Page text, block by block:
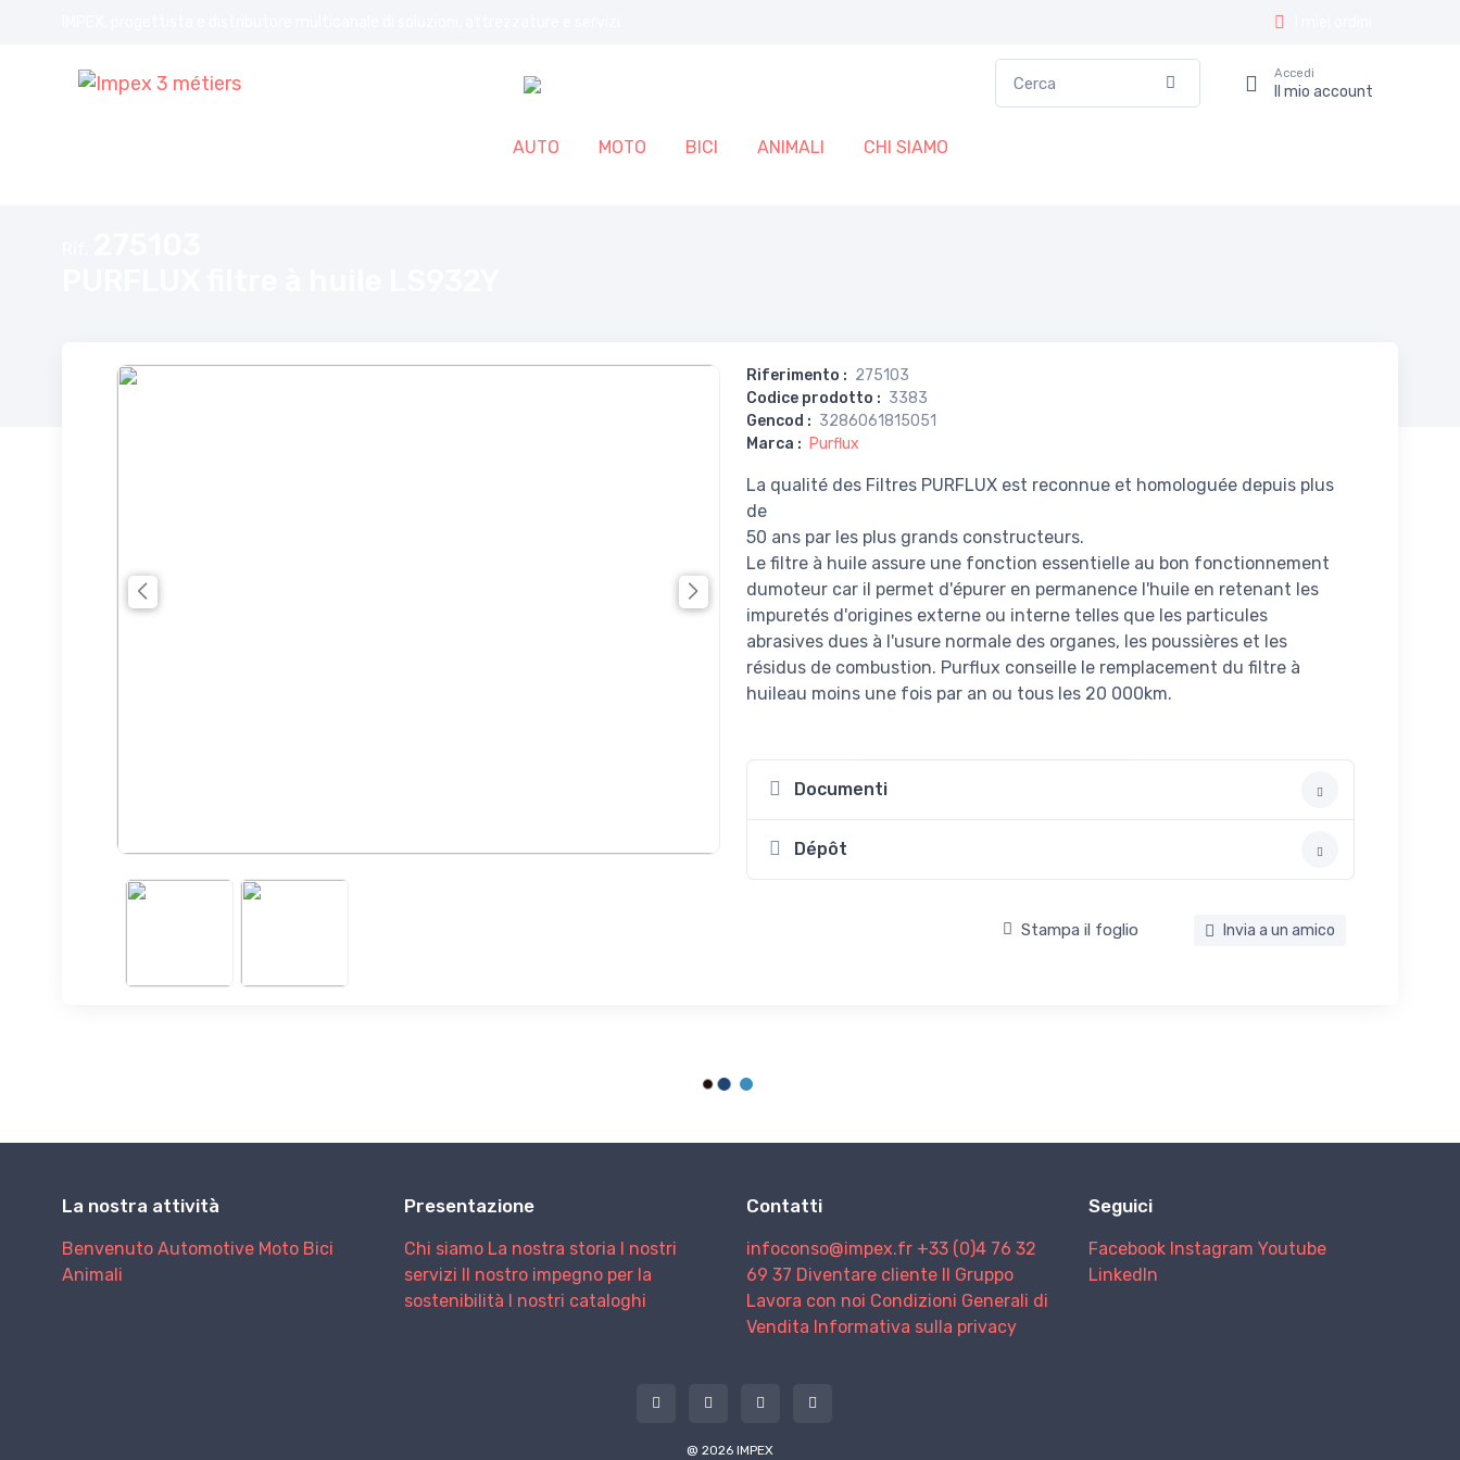
Conferma Accedi
Il mio account
AUTO MOTO BICI ANIMALI CHI SIAMO
Riferimento : 275103
Codice prodotto : 3383
Gencod : 3286061815051
Marca : Purflux
La qualité des Filtres PURFLUX est reconnue et homologuée depuis plus
de
50 ans par les plus grands constructeurs.
Le filtre à huile assure une fonction essentielle au bon fonctionnement
dumoteur car il permet d'épurer en permanence l'huile en retenant les
impuretés d'origines externe ou interne telles que les particules
abrasives dues à l'usure normale des organes, les poussières et les
résidus de combustion. Purflux conseille le remplacement du filtre à
huileau moins une fois par an ou tous les 20 000km.
Documenti
Dépôt
Stampa il foglio Invia a un amico
La nostra attività
Benvenuto Automotive Moto Bici
Animali
Presentazione
Chi siamo La nostra storia I nostri
servizi Il nostro impegno per la
sostenibilità I nostri cataloghi
Contatti
infoconso@impex.fr +33 (0)4 76 32
69 37 Diventare cliente Il Gruppo
Lavora con noi Condizioni Generali di
Vendita Informativa sulla privacy
Seguici
Facebook Instagram Youtube
LinkedIn
@ 2026 IMPEX